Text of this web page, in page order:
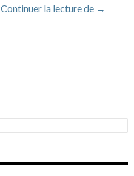
Continuer la lecture de →